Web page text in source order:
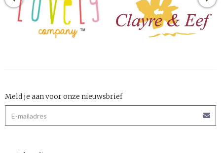
Meld je aan voor onze nieuwsbrief